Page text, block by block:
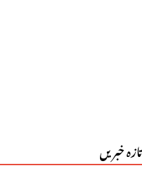
تازہ خبریں